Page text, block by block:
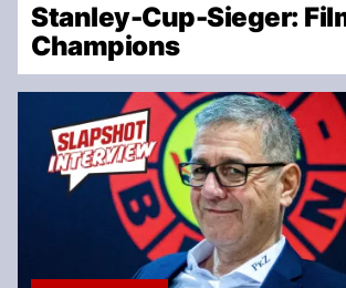
Stanley-Cup-Sieger:
Champions